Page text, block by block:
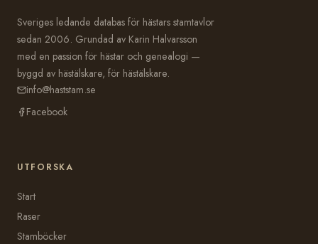
Sveriges ledande databas för hästars stamtavlor
sedan 2006. Grundad av Karin Halvarsson
med en passion för hästar och genealogi —
byggd av hästälskare, för hästälskare.
info@haststam.se
Facebook
UTFORSKA
Start
Raser
Stamböcker